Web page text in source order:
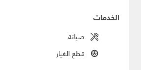
الخدمات
صيانة
قطع الغيار